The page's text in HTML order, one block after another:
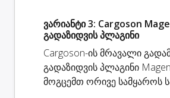
ვარიანტი 3: Cargoson
გადაზიდვის პლაგინი
Cargoson-ის მრავალი
გადაზიდვის პლაგინი
მოგცემთ ორივე სამყაროს